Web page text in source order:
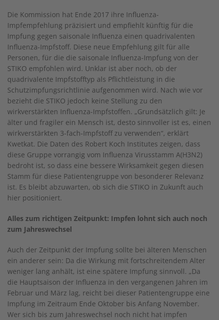
Die Kommission hat Ende 2017 ihre Influenza-
Impfempfehlung präzisiert und empfiehlt künftig für die
Impfung gegen saisonale Influenza einen quadrivalenten
Influenza-Impfstoff. Diese neue Empfehlung gilt für alle
Personen, für die die saisonale Influenza-Impfung von der
STIKO empfohlen wird. Unklar ist aber noch, ob der
quadrivalente Impfstofftyp als Pflichtleistung in die
Schutzimpfungsrichtlinie aufgenommen wird. Nach wie vor
bezieht die STIKO jedoch keine Stellung zu den
wirkverstärkten Influenza-Impfstoffen. „Grundsätzlich gilt: Je
älter und fragiler ein Mensch ist, desto sinnvoller ist es, einen
wirkverstärkten 3-fach-Impfstoff zu verwenden“, erklärt
Kwetkat. Die Daten des Robert Koch Institutes zeigen, dass
diese Gruppe vorrangig vom Influenza Virusstamm A(H3N2)
bedroht ist, so dass eine bessere Wirksamkeit gegen diesen
Stamm für diese Patientengruppe von besonderer Relevanz
ist. Es bleibt abzuwarten, ob sich die STIKO in Zukunft auch
hier positioniert.
Alles zum richtigen Zeitpunkt: Impfen lohnt sich auch noch
zum Jahreswechsel
Auch der Zeitpunkt der Impfung sollte bei älteren Menschen
ein anderer sein: Da die Wirkung mit fortschreitendem Alter
weniger lang anhält, ist eine spätere Impfung sinnvoll. „Da
die Hauptsaison der Influenza in den vergangenen Jahren im
Februar und März lag, reicht bei dieser Patientengruppe eine
Impfung im Zeitraum Ende Oktober bis Anfang November.
Wer sich bis zum Jahreswechsel noch nicht hat impfen